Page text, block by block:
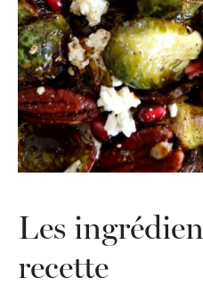
Les
recette